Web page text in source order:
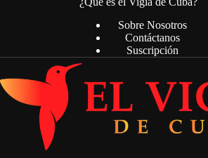
Sobre Nosotros
Contáctanos
Suscripción